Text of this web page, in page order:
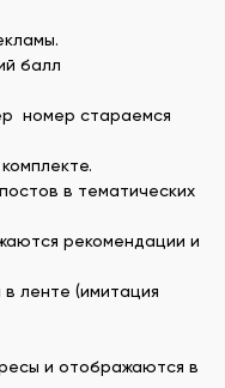
балл
номер стараемся
в тематических
рекомендации и
ленте (имитация
и отображаются в